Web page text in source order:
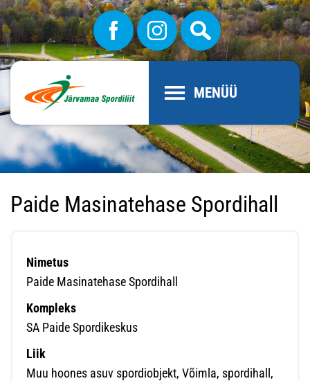
MENÜÜ
Paide Masinatehase Spordihall
Nimetus
Paide Masinatehase Spordihall
Kompleks
SA Paide Spordikeskus
Liik
Muu hoones asuv spordiobjekt, Võimla, spordihall,